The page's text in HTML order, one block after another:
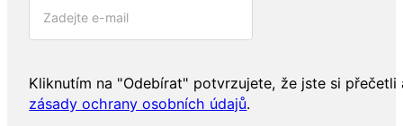
Kliknutím na "Odebírat" potvrzujete, že jste si přečetli
zásady ochrany osobních údajů.